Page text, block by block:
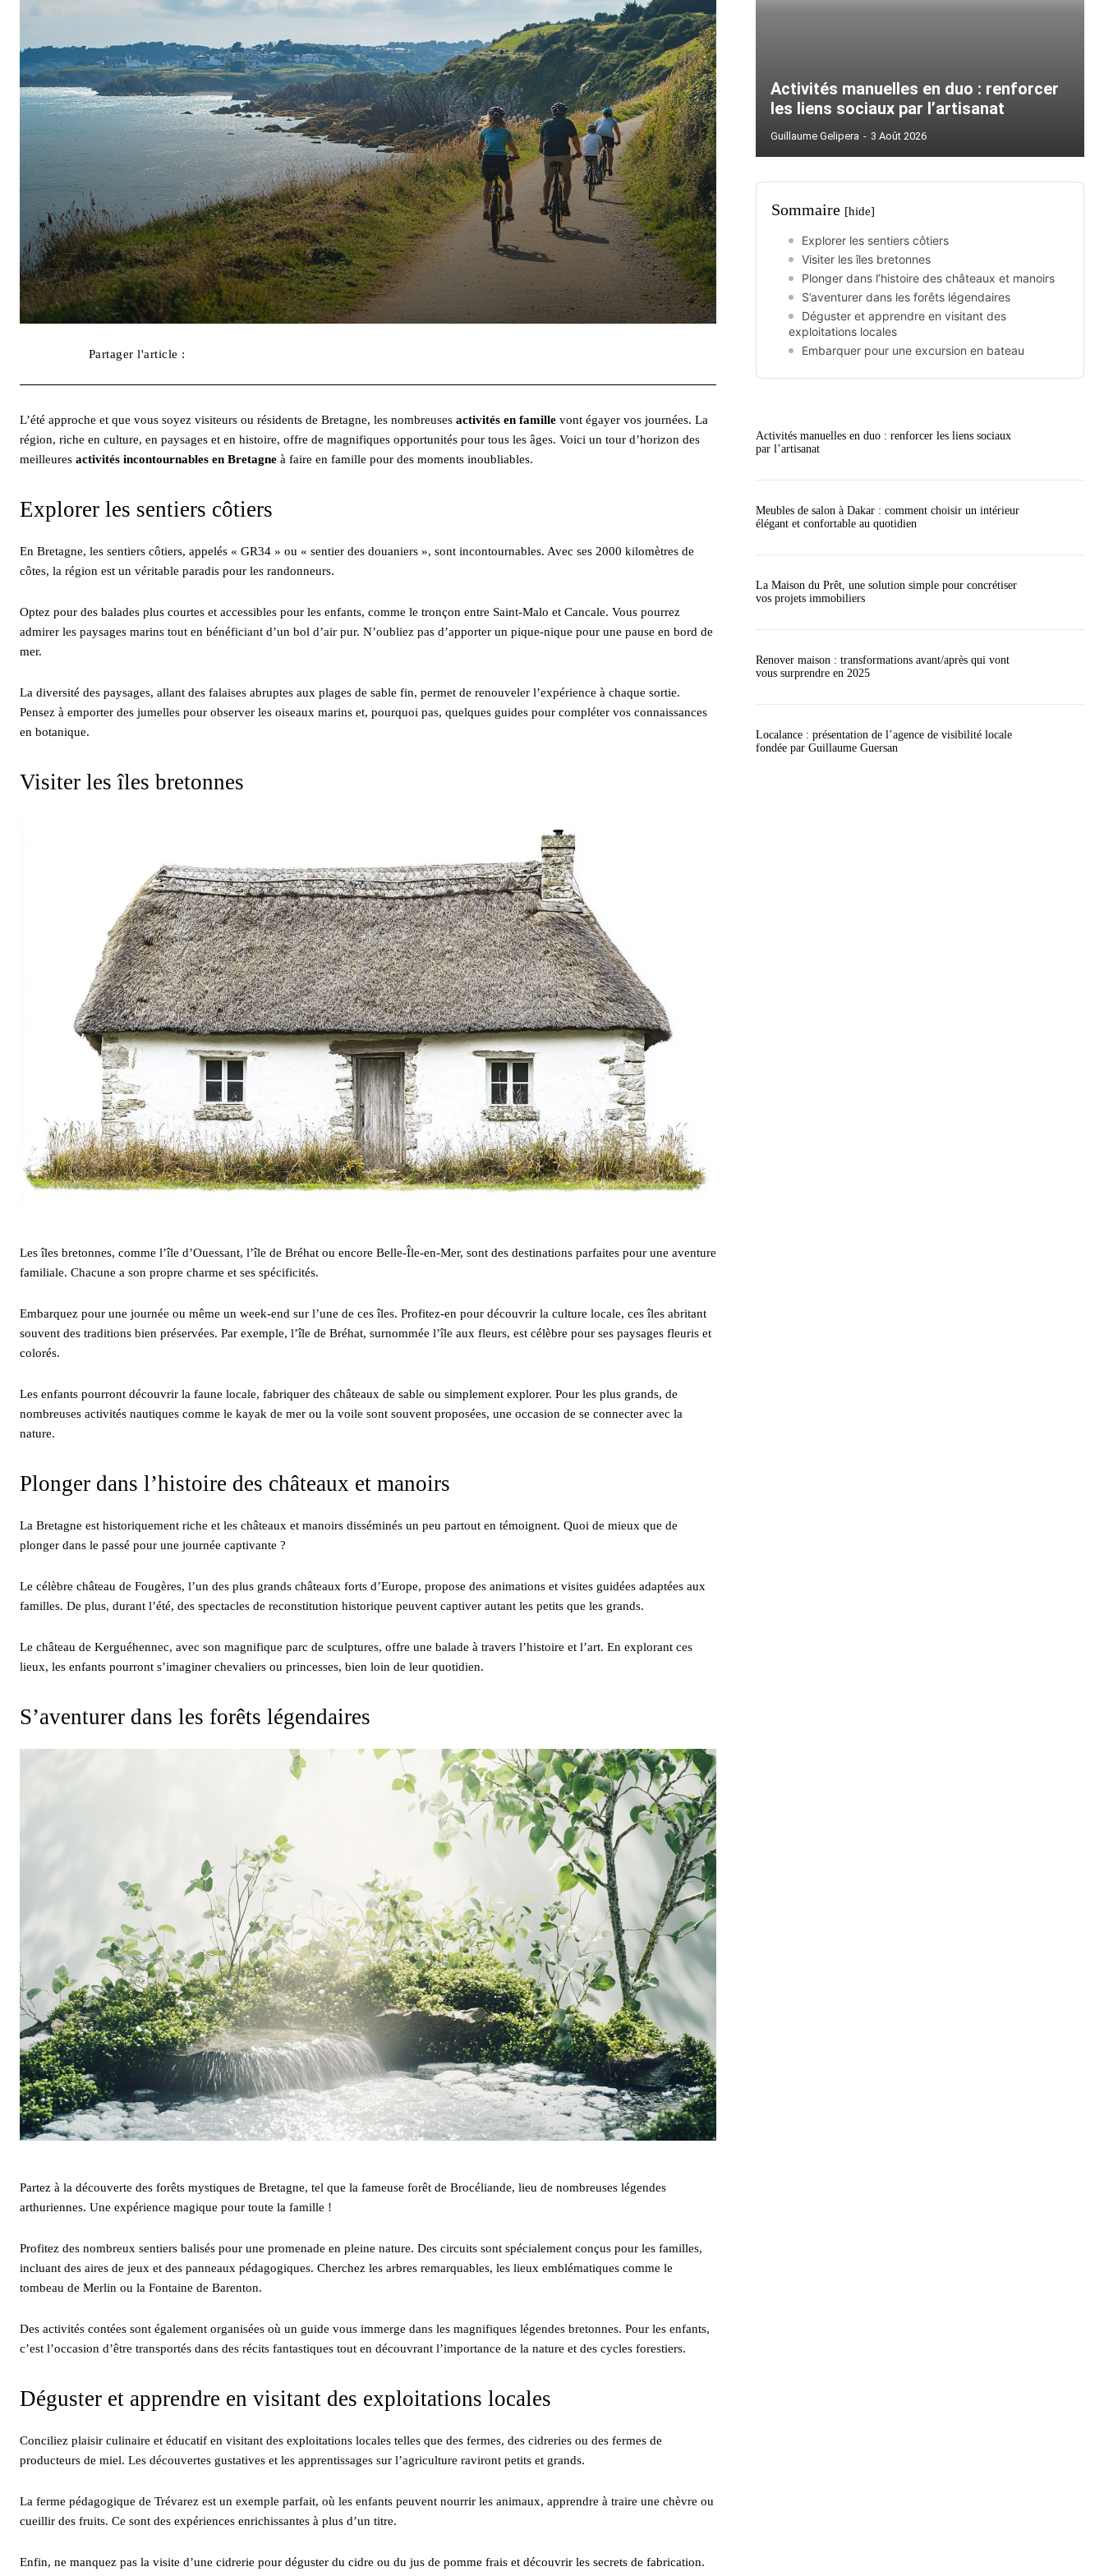
Partager l'article :
L’été approche et que vous soyez visiteurs ou résidents de Bretagne, les nombreuses activités en famille vont égayer vos journées. La
région, riche en culture, en paysages et en histoire, offre de magnifiques opportunités pour tous les âges. Voici un tour d’horizon des
meilleures activités incontournables en Bretagne à faire en famille pour des moments inoubliables.
Explorer les sentiers côtiers
En Bretagne, les sentiers côtiers, appelés « GR34 » ou « sentier des douaniers », sont incontournables. Avec ses 2000 kilomètres de
côtes, la région est un véritable paradis pour les randonneurs.
Optez pour des balades plus courtes et accessibles pour les enfants, comme le tronçon entre Saint-Malo et Cancale. Vous pourrez
admirer les paysages marins tout en bénéficiant d’un bol d’air pur. N’oubliez pas d’apporter un pique-nique pour une pause en bord de
mer.
La diversité des paysages, allant des falaises abruptes aux plages de sable fin, permet de renouveler l’expérience à chaque sortie.
Pensez à emporter des jumelles pour observer les oiseaux marins et, pourquoi pas, quelques guides pour compléter vos connaissances
en botanique.
Visiter les îles bretonnes
Les îles bretonnes, comme l’île d’Ouessant, l’île de Bréhat ou encore Belle-Île-en-Mer, sont des destinations parfaites pour une aventure
familiale. Chacune a son propre charme et ses spécificités.
Embarquez pour une journée ou même un week-end sur l’une de ces îles. Profitez-en pour découvrir la culture locale, ces îles abritant
souvent des traditions bien préservées. Par exemple, l’île de Bréhat, surnommée l’île aux fleurs, est célèbre pour ses paysages fleuris et
colorés.
Les enfants pourront découvrir la faune locale, fabriquer des châteaux de sable ou simplement explorer. Pour les plus grands, de
nombreuses activités nautiques comme le kayak de mer ou la voile sont souvent proposées, une occasion de se connecter avec la
nature.
Plonger dans l’histoire des châteaux et manoirs
La Bretagne est historiquement riche et les châteaux et manoirs disséminés un peu partout en témoignent. Quoi de mieux que de
plonger dans le passé pour une journée captivante ?
Le célèbre château de Fougères, l’un des plus grands châteaux forts d’Europe, propose des animations et visites guidées adaptées aux
familles. De plus, durant l’été, des spectacles de reconstitution historique peuvent captiver autant les petits que les grands.
Le château de Kerguéhennec, avec son magnifique parc de sculptures, offre une balade à travers l’histoire et l’art. En explorant ces
lieux, les enfants pourront s’imaginer chevaliers ou princesses, bien loin de leur quotidien.
S’aventurer dans les forêts légendaires
Partez à la découverte des forêts mystiques de Bretagne, tel que la fameuse forêt de Brocéliande, lieu de nombreuses légendes
arthuriennes. Une expérience magique pour toute la famille !
Profitez des nombreux sentiers balisés pour une promenade en pleine nature. Des circuits sont spécialement conçus pour les familles,
incluant des aires de jeux et des panneaux pédagogiques. Cherchez les arbres remarquables, les lieux emblématiques comme le
tombeau de Merlin ou la Fontaine de Barenton.
Des activités contées sont également organisées où un guide vous immerge dans les magnifiques légendes bretonnes. Pour les enfants,
c’est l’occasion d’être transportés dans des récits fantastiques tout en découvrant l’importance de la nature et des cycles forestiers.
Déguster et apprendre en visitant des exploitations locales
Conciliez plaisir culinaire et éducatif en visitant des exploitations locales telles que des fermes, des cidreries ou des fermes de
producteurs de miel. Les découvertes gustatives et les apprentissages sur l’agriculture raviront petits et grands.
La ferme pédagogique de Trévarez est un exemple parfait, où les enfants peuvent nourrir les animaux, apprendre à traire une chèvre ou
cueillir des fruits. Ce sont des expériences enrichissantes à plus d’un titre.
Enfin, ne manquez pas la visite d’une cidrerie pour déguster du cidre ou du jus de pomme frais et découvrir les secrets de fabrication.
Activités manuelles en duo : renforcer
les liens sociaux par l’artisanat
Guillaume Gelipera - 3 Août 2026
Sommaire [hide]
Explorer les sentiers côtiers
Visiter les îles bretonnes
Plonger dans l’histoire des châteaux et manoirs
S’aventurer dans les forêts légendaires
Déguster et apprendre en visitant des
exploitations locales
Embarquer pour une excursion en bateau
Activités manuelles en duo : renforcer les liens sociaux
par l’artisanat
Meubles de salon à Dakar : comment choisir un intérieur
élégant et confortable au quotidien
La Maison du Prêt, une solution simple pour concrétiser
vos projets immobiliers
Renover maison : transformations avant/après qui vont
vous surprendre en 2025
Localance : présentation de l’agence de visibilité locale
fondée par Guillaume Guersan